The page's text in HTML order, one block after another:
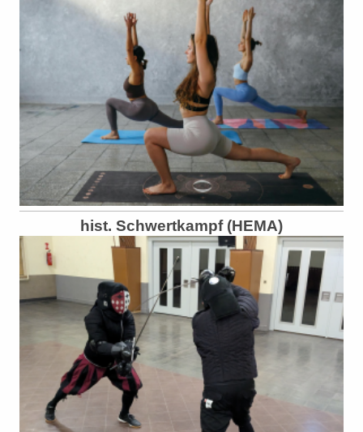
hist. Schwertkampf (HEMA)